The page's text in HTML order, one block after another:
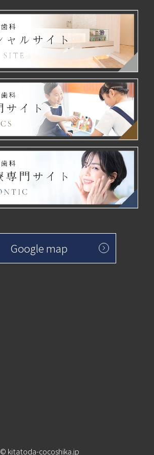
Google map
© kitatoda-cocoshika.jp